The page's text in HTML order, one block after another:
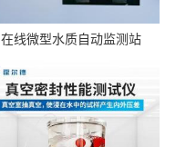
在线微型水质自动监测站